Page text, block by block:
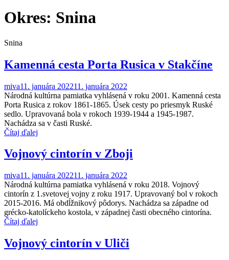
Okres: Snina
Snina
Kamenná cesta Porta Rusica v Stakčíne
miva11. januára 202211. januára 2022
Národná kultúrna pamiatka vyhlásená v roku 2001. Kamenná cesta
Porta Rusica z rokov 1861-1865. Úsek cesty po priesmyk Ruské
sedlo. Upravovaná bola v rokoch 1939-1944 a 1945-1987.
Nachádza sa v časti Ruské.
Čítaj ďalej
Vojnový cintorín v Zboji
miva11. januára 202211. januára 2022
Národná kultúrna pamiatka vyhlásená v roku 2018. Vojnový
cintorín z 1.svetovej vojny z roku 1917. Upravovaný bol v rokoch
2015-2016. Má obdĺžnikový pôdorys. Nachádza sa západne od
grécko-katolíckeho kostola, v západnej časti obecného cintorína.
Čítaj ďalej
Vojnový cintorín v Uliči